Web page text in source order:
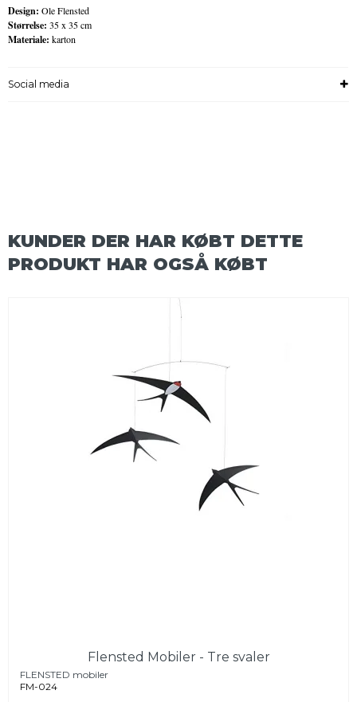
Design: Ole Flensted
Størrelse: 35 x 35 cm
Materiale: karton
Social media
KUNDER DER HAR KØBT DETTE
PRODUKT HAR OGSÅ KØBT
Flensted Mobiler - Tre svaler
FLENSTED mobiler
FM-024